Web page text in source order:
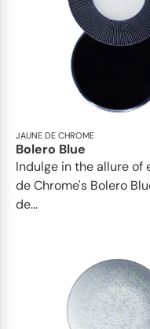
JAUNE DE CHROME
Bolero Blue
Indulge in the allure of
de Chrome's Bolero
de...